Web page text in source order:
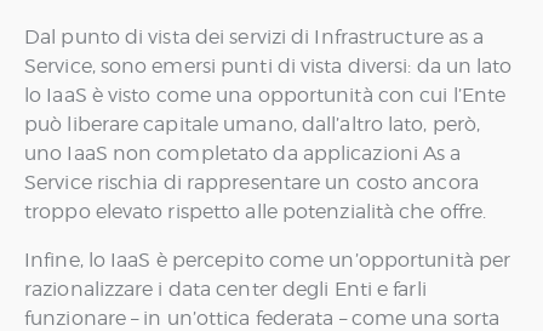
Dal punto di vista dei servizi di Infrastructure as a
Service, sono emersi punti di vista diversi: da un lato
lo IaaS è visto come una opportunità con cui l’Ente
può liberare capitale umano, dall’altro lato, però,
uno IaaS non completato da applicazioni As a
Service rischia di rappresentare un costo ancora
troppo elevato rispetto alle potenzialità che offre.
Infine, lo IaaS è percepito come un’opportunità per
razionalizzare i data center degli Enti e farli
funzionare – in un’ottica federata – come una sorta